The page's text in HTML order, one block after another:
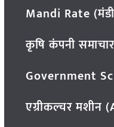
Mandi Rate
कृषि कंपनी
Government
एग्रीकल्चर